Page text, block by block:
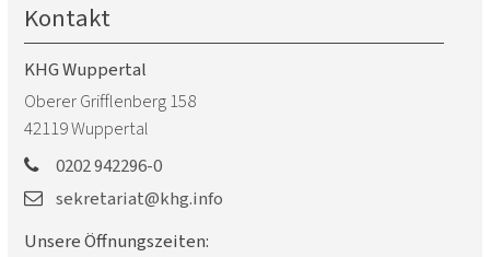
Kontakt
KHG Wuppertal
Oberer Grifflenberg 158
42119Wuppertal
0202 942296-0
sekretariat@khg.info
Unsere Öffnungszeiten: